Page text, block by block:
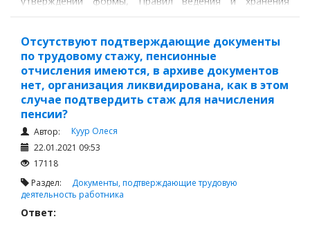
трудовых книжек
Отсутствуют подтверждающие документы
по трудовому стажу, пенсионные
отчисления имеются, в архиве документов
нет, организация ликвидирована, как в этом
случае подтвердить стаж для начисления
пенсии?
Автор:
Куур Олеся
22.01.2021 09:53
17118
Раздел: Документы, подтверждающие трудовую
деятельность работника
Ответ: